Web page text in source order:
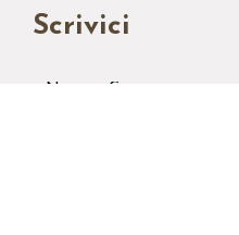
Scrivici